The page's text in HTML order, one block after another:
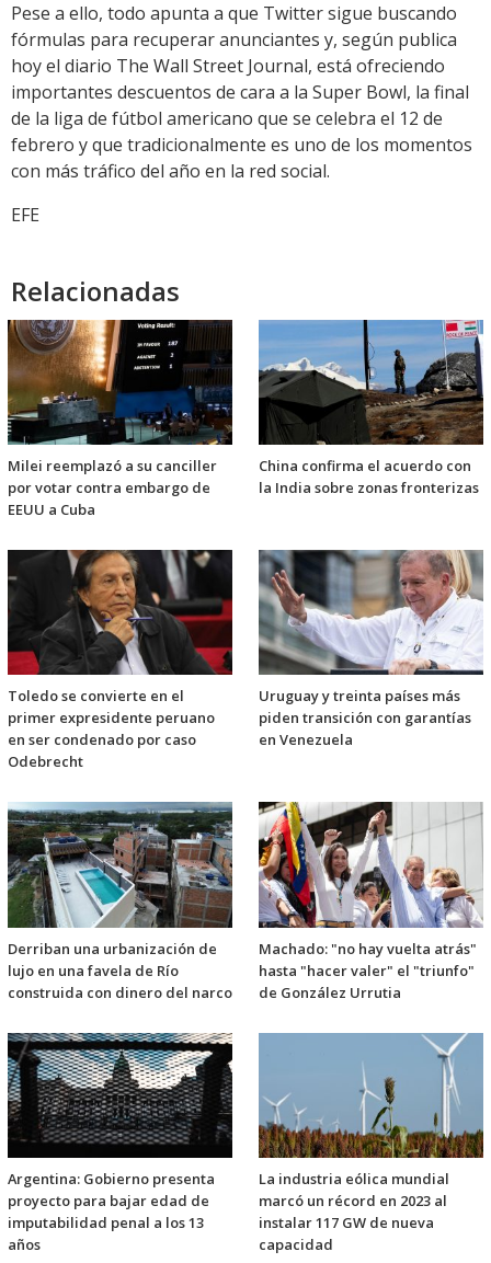
Pese a ello, todo apunta a que Twitter sigue buscando
fórmulas para recuperar anunciantes y, según publica
hoy el diario The Wall Street Journal, está ofreciendo
importantes descuentos de cara a la Super Bowl, la final
de la liga de fútbol americano que se celebra el 12 de
febrero y que tradicionalmente es uno de los momentos
con más tráfico del año en la red social.
EFE
Relacionadas
Milei reemplazó a su canciller
por votar contra embargo de
EEUU a Cuba
China confirma el acuerdo con
la India sobre zonas fronterizas
Toledo se convierte en el
primer expresidente peruano
en ser condenado por caso
Odebrecht
Uruguay y treinta países más
piden transición con garantías
en Venezuela
Derriban una urbanización de
lujo en una favela de Río
construida con dinero del narco
Machado: "no hay vuelta atrás"
hasta "hacer valer" el "triunfo"
de González Urrutia
Argentina: Gobierno presenta
proyecto para bajar edad de
imputabilidad penal a los 13
años
La industria eólica mundial
marcó un récord en 2023 al
instalar 117 GW de nueva
capacidad